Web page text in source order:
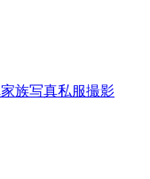
家族写真私服撮影